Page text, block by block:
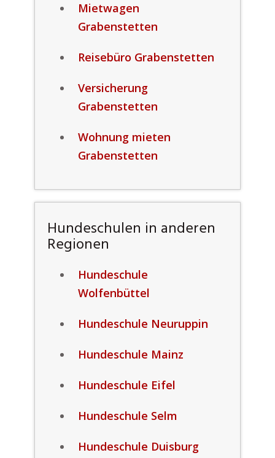
Mietwagen
Grabenstetten
Reisebüro Grabenstetten
Versicherung
Grabenstetten
Wohnung mieten
Grabenstetten
Hundeschulen in anderen
Regionen
Hundeschule
Wolfenbüttel
Hundeschule Neuruppin
Hundeschule Mainz
Hundeschule Eifel
Hundeschule Selm
Hundeschule Duisburg